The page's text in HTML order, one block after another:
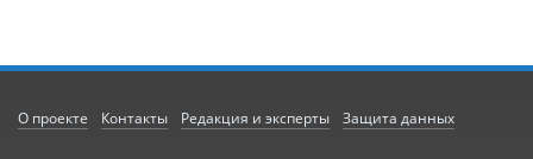
О проекте Контакты Редакция и эксперты Защита данных